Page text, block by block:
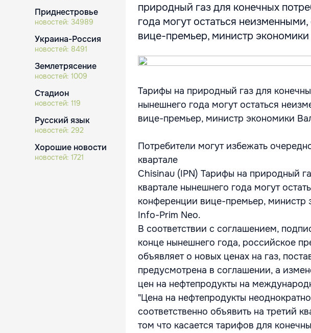
Приднестровье
новостей: 34989
Украина-Россия
новостей: 8491
Землетрясение
новостей: 1009
Стадион
новостей: 119
Русский язык
новостей: 292
Хорошие новости
новостей: 1721
природный газ для конечных
года могут остаться
вице-премьер, министр экономики
Тарифы на природный газ для
нынешнего года могут остаться
вице-премьер, министр экономики
Потребители могут избежать
квартале
Chisinau (IPN) Тарифы на природный
квартале нынешнего года могут
конференции вице-премьер,
Info-Prim Neo.
В соответствии с соглашением,
конце нынешнего года, российское
объявляет о новых ценах на газ,
предусмотрена в соглашении, а
цен на нефтепродукты на
"Цена на нефтепродукты
соответственно объявить на третий
том что касается тарифов для